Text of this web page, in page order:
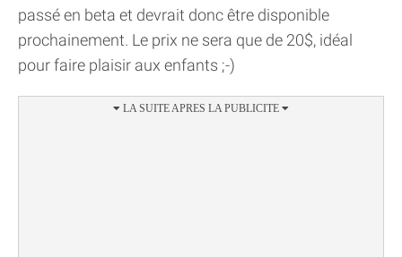
passé en beta et devrait donc être disponible
prochainement. Le prix ne sera que de 20$, idéal
pour faire plaisir aux enfants ;-)